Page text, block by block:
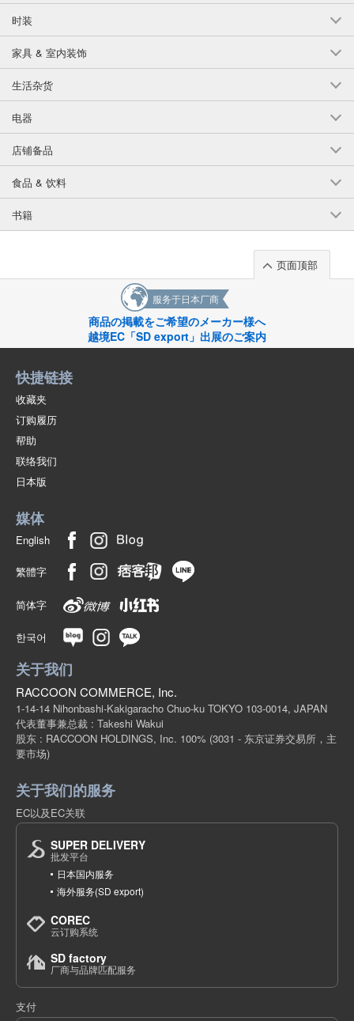
时装
家具 & 室内装饰
生活杂货
电器
店铺备品
食品 & 饮料
书籍
页面顶部
服务于日本厂商
商品の掲載をご希望のメーカー様へ
越境EC「SD export」出展のご案内
快捷链接
收藏夹
订购履历
帮助
联络我们
日本版
媒体
English
繁體字
简体字
한국어
关于我们
RACCOON COMMERCE, Inc.
1-14-14 Nihonbashi-Kakigaracho Chuo-ku TOKYO 103-0014, JAPAN
代表董事兼总裁 : Takeshi Wakui
股东 : RACCOON HOLDINGS, Inc. 100% (3031 - 东京证券交易所，主
要市场)
关于我们的服务
EC以及EC关联
SUPER DELIVERY
批发平台
日本国内服务
海外服务(SD export)
COREC
云订购系统
SD factory
厂商与品牌匹配服务
支付